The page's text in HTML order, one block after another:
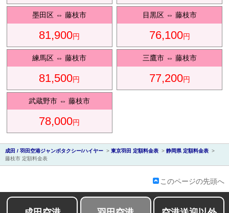
会社紹
介
墨田区 ⇔藤枝市
81,900円
目黒区⇔ 藤枝市
76,100円
練馬区 ⇔藤枝市
81,500円
三鷹市⇔ 藤枝市
77,200円
武蔵野市 ⇔藤枝市
78,000円
成田 / 羽田空港ジャンボタクシー/ハイヤー > 東京羽田 定額料金表 > 静岡県 定額料金表 >
藤枝市 定額料金表
このページの先頭へ